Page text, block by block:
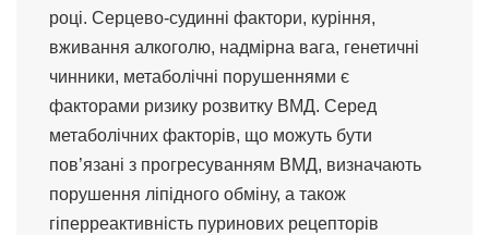
році. Серцево-судинні фактори, куріння,
вживання алкоголю, надмірна вага, генетичні
чинники, метаболічні порушеннями є
факторами ризику розвитку ВМД. Серед
метаболічних факторів, що можуть бути
пов’язані з прогресуванням ВМД, визначають
порушення ліпідного обміну, а також
гіперреактивність пуринових рецепторів